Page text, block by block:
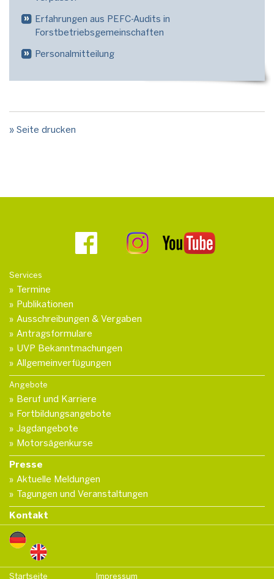
Erfahrungen aus PEFC-Audits in
Forstbetriebsgemeinschaften
Personalmitteilung
» Seite drucken
Services
Termine
Publikationen
Ausschreibungen & Vergaben
Antragsformulare
UVP Bekanntmachungen
Allgemeinverfügungen
Angebote
Beruf und Karriere
Fortbildungsangebote
Jagdangebote
Motorsägenkurse
Presse
Aktuelle Meldungen
Tagungen und Veranstaltungen
Kontakt
Startseite Impressum